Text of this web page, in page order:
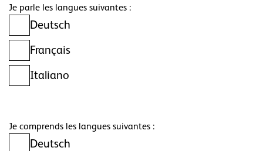
Je parle les langues suivantes :
Deutsch
Français
Italiano
Je comprends les langues suivantes :
Deutsch